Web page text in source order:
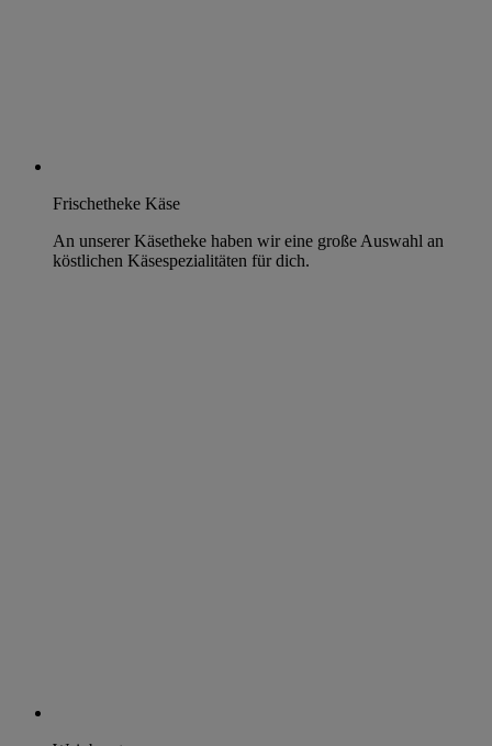
Frischetheke Käse
An unserer Käsetheke haben wir eine große Auswahl an
köstlichen Käsespezialitäten für dich.